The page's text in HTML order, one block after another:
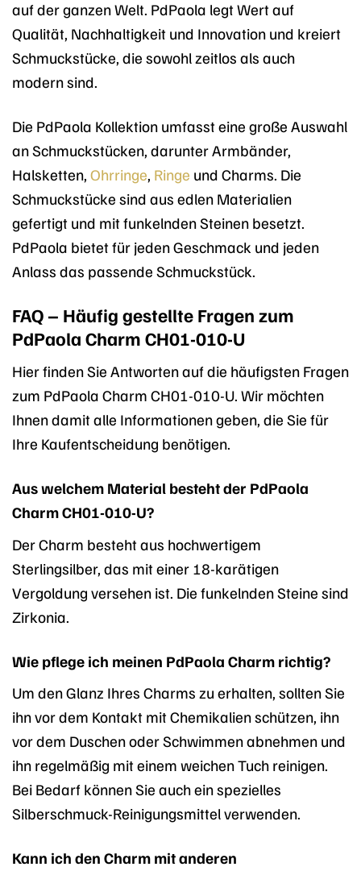
auf der ganzen Welt. PdPaola legt Wert auf
Qualität, Nachhaltigkeit und Innovation und kreiert
Schmuckstücke, die sowohl zeitlos als auch
modern sind.
Die PdPaola Kollektion umfasst eine große Auswahl
an Schmuckstücken, darunter Armbänder,
Halsketten, Ohrringe Ringe und Charms. Die
Schmuckstücke sind aus edlen Materialien
gefertigt und mit funkelnden Steinen besetzt.
PdPaola bietet für jeden Geschmack und jeden
Anlass das passende Schmuckstück.
FAQ – Häufig gestellte Fragen zum
PdPaola Charm CH01-010-U
Hier finden Sie Antworten auf die häufigsten Fragen
zum PdPaola Charm CH01-010-U. Wir möchten
Ihnen damit alle Informationen geben, die Sie für
Ihre Kaufentscheidung benötigen.
Aus welchem Material besteht der PdPaola
Charm CH01-010-U?
Der Charm besteht aus hochwertigem
Sterlingsilber, das mit einer 18-karätigen
Vergoldung versehen ist. Die funkelnden Steine sind
Zirkonia.
Wie pflege ich meinen PdPaola Charm richtig?
Um den Glanz Ihres Charms zu erhalten, sollten Sie
ihn vor dem Kontakt mit Chemikalien schützen, ihn
vor dem Duschen oder Schwimmen abnehmen und
ihn regelmäßig mit einem weichen Tuch reinigen.
Bei Bedarf können Sie auch ein spezielles
Silberschmuck-Reinigungsmittel verwenden.
Kann ich den Charm mit anderen